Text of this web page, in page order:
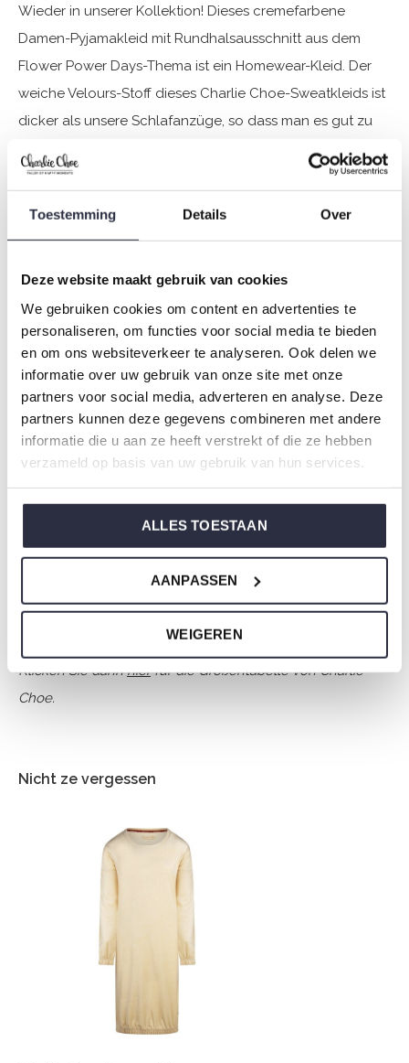
Toestemming Details Over
Deze website maakt gebruik van cookies
We gebruiken cookies om content en advertenties te
personaliseren, om functies voor social media te bieden
en om ons websiteverkeer te analyseren. Ook delen we
informatie over uw gebruik van onze site met onze
partners voor social media, adverteren en analyse. Deze
partners kunnen deze gegevens combineren met andere
informatie die u aan ze heeft verstrekt of die ze hebben
verzameld op basis van uw gebruik van hun services.
ALLES TOESTAAN
AANPASSEN
WEIGEREN
Wieder in unserer Kollektion! Dieses cremefarbene
Damen-Pyjamakleid mit Rundhalsausschnitt aus dem
Flower Power Days-Thema ist ein Homewear-Kleid. Der
weiche Velours-Stoff dieses Charlie Choe-Sweatkleids ist
dicker als unsere Schlafanzüge, so dass man es gut zu
Spezifikationen
Marke: Charlie Choe
Typ:Pyjama
Geschlecht: Damen
Farbe: Off-white
Zusammensetzung: 80% Cotton/ 20% Polyester
Artikelnummer: Q53118-38
Die Nachtwäsche von Charlie Choe ist gefertigt aus
einem wunderbar weichen Jersey und hat eine perfekte
Passform.
Sie sind sich nicht sicher, welche Größe Sie für unsere
Nachtwäsche wählen sollen?
Klicken Sie dannhierfür die Größentabelle von Charlie
Choe.
Nicht ze vergessen